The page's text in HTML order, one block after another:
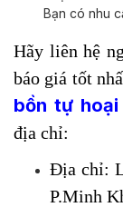
Bạn có nhu
Hãy liên hệ
báo giá tốt
bồn tự hoại
địa chỉ:
Địa chỉ:
P.Minh